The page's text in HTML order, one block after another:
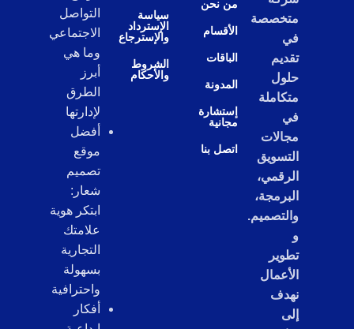
متخصصة
في
تقديم
حلول
متكاملة
في
مجالات
التسويق
الرقمي،
البرمجة،
والتصميم.
و
تطوير
الأعمال
نهدف
إلى
من نحن
الأقسام
الباقات
المدونة
إستشارة
مجانية
اتصل بنا
سياسة
الإسترداد
والإسترجاع
الشروط
والأحكام
التواصل
الاجتماعي
وما هي
أبرز
الطرق
لإدارتها
أفضل
موقع
تصميم
شعار:
ابتكر هوية
علامتك
التجارية
بسهولة
واحترافية
أفكار